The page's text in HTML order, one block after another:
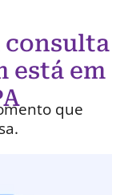
consulta
está em
que